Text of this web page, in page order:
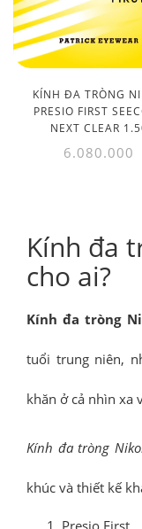
KÍNH ĐA TRÒNG
PRESIO FIRST
NEXT CLEAR
6.080.000
Kính đa
cho ai?
Kính đa tròng
tuổi trung niên,
khăn ở cả nhìn xa
Kính đa tròng
khúc và thiết kế
Presio First